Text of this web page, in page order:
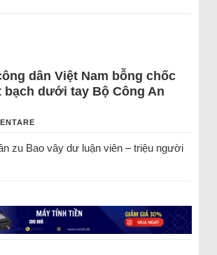
dân Việt Nam bỗng chốc
bạch dưới tay Bộ Công An
zu Bao vây dư luận viên – triệu người